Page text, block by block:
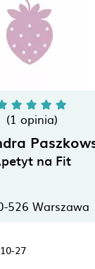
(1 opinia)
na Fit
526 Warszawa
27